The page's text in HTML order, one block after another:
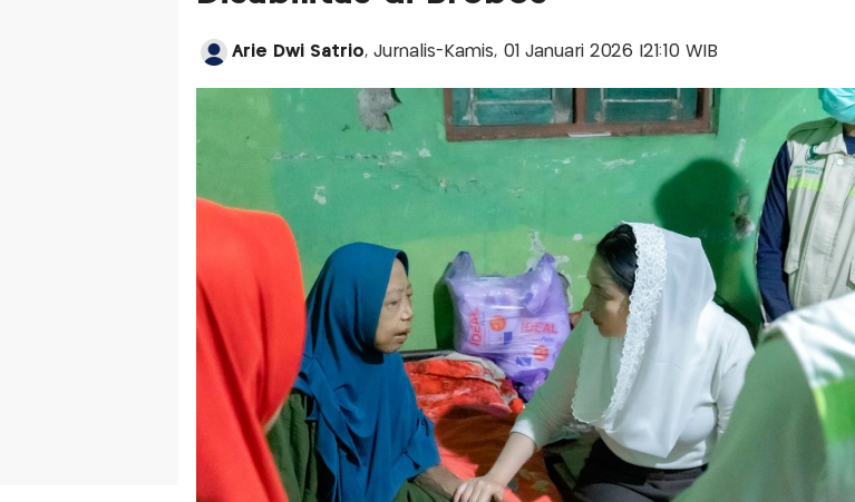
Arie Dwi Satrio, Jurnalis-Kamis, 01 Januari 2026 |21:10 WIB